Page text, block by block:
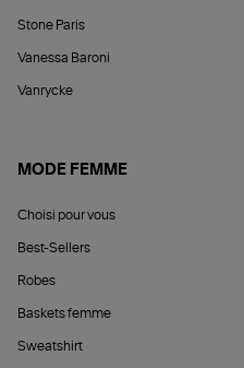
Stone Paris
Vanessa Baroni
Vanrycke
MODE FEMME
Choisi pour vous
Best-Sellers
Robes
Baskets femme
Sweatshirt